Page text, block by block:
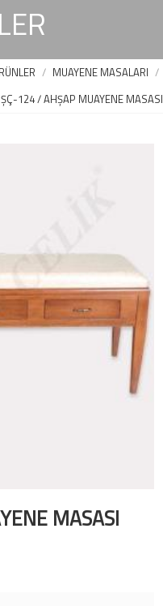
MUAYENE MASALARI
ŞÇ-124 / AHŞAP MUAYENE MASASI
MASASI